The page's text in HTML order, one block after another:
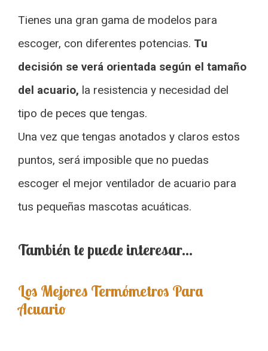
Tienes una gran gama de modelos para
escoger, con diferentes potencias. Tu
decisión se verá orientada según el tamaño
del acuario, la resistencia y necesidad del
tipo de peces que tengas.
Una vez que tengas anotados y claros estos
puntos, será imposible que no puedas
escoger el mejor ventilador de acuario para
tus pequeñas mascotas acuáticas.
También te puede interesar…
Los Mejores Termómetros Para
Acuario